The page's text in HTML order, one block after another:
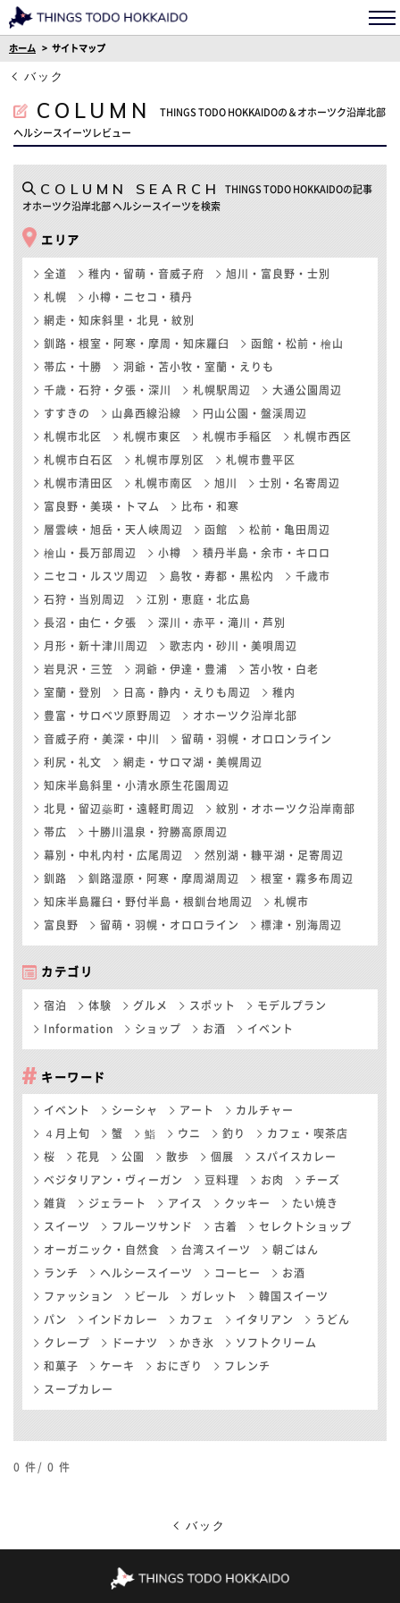
ホーム サイトマップ
バック
COLUMN THINGS TODO HOKKAIDOの＆オホーツク沿岸北部
ヘルシースイーツレビュー
COLUMN SEARCH
THINGS TODO HOKKAIDOの記事
オホーツク沿岸北部 ヘルシースイーツを検索
エリア
全道 稚内・留萌・音威子府 旭川・富良野・士別
札幌 小樽・ニセコ・積丹
網走・知床斜里・北見・紋別
釧路・根室・阿寒・摩周・知床羅臼 函館・松前・檜山
帯広・十勝 洞爺・苫小牧・室蘭・えりも
千歳・石狩・夕張・深川 札幌駅周辺 大通公園周辺
すすきの 山鼻西線沿線 円山公園・盤渓周辺
札幌市北区 札幌市東区 札幌市手稲区 札幌市西区
札幌市白石区 札幌市厚別区 札幌市豊平区
札幌市清田区 札幌市南区 旭川 士別・名寄周辺
富良野・美瑛・トマム 比布・和寒
層雲峡・旭岳・天人峡周辺 函館 松前・亀田周辺
檜山・長万部周辺 小樽 積丹半島・余市・キロロ
ニセコ・ルスツ周辺 島牧・寿都・黒松内 千歳市
石狩・当別周辺 江別・恵庭・北広島
長沼・由仁・夕張 深川・赤平・滝川・芦別
月形・新十津川周辺 歌志内・砂川・美唄周辺
岩見沢・三笠 洞爺・伊達・豊浦 苫小牧・白老
室蘭・登別 日高・静内・えりも周辺 稚内
豊富・サロベツ原野周辺 オホーツク沿岸北部
音威子府・美深・中川 留萌・羽幌・オロロンライン
利尻・礼文 網走・サロマ湖・美幌周辺
知床半島斜里・小清水原生花園周辺
北見・留辺蘂町・遠軽町周辺 紋別・オホーツク沿岸南部
帯広 十勝川温泉・狩勝高原周辺
幕別・中札内村・広尾周辺 然別湖・糠平湖・足寄周辺
釧路 釧路湿原・阿寒・摩周湖周辺 根室・霧多布周辺
知床半島羅臼・野付半島・根釧台地周辺 札幌市
富良野 留萌・羽幌・オロロライン 標津・別海周辺
カテゴリ
宿泊 体験 グルメ スポット モデルプラン
Information ショップ お酒 イベント
キーワード
イベント シーシャ アート カルチャー
４月上旬 蟹 鮨 ウニ 釣り カフェ・喫茶店
桜 花見 公園 散歩 個展 スパイスカレー
ベジタリアン・ヴィーガン 豆料理 お肉 チーズ
雑貨 ジェラート アイス クッキー たい焼き
スイーツ フルーツサンド 古着 セレクトショップ
オーガニック・自然食 台湾スイーツ 朝ごはん
ランチ ヘルシースイーツ コーヒー お酒
ファッション ビール ガレット 韓国スイーツ
パン インドカレー カフェ イタリアン うどん
クレープ ドーナツ かき氷 ソフトクリーム
和菓子 ケーキ おにぎり フレンチ
スープカレー
0 件/ 0 件
バック